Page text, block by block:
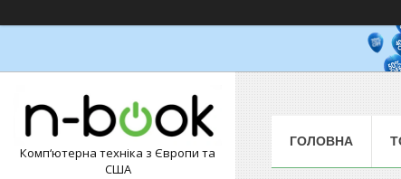
Комп‘ютерна техніка з Європи та
США
ГОЛОВНА